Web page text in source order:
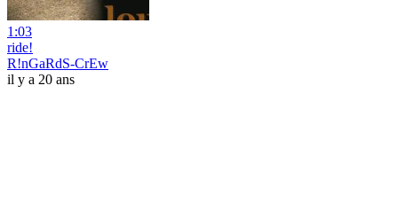
1:03
ride!
R!nGaRdS-CrEw
il y a 20 ans